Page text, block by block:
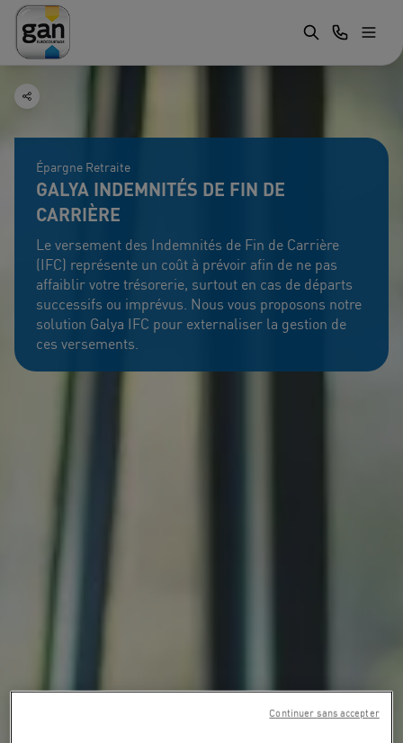
Épargne Retraite
GALYA INDEMNITÉS DE FIN DE
CARRIÈRE
Le versement des Indemnités de Fin de Carrière
(IFC) représente un coût à prévoir afin de ne pas
affaiblir votre trésorerie, surtout en cas de départs
successifs ou imprévus. Nous vous proposons notre
solution Galya IFC pour externaliser la gestion de
ces versements.
Continuer sans accepter